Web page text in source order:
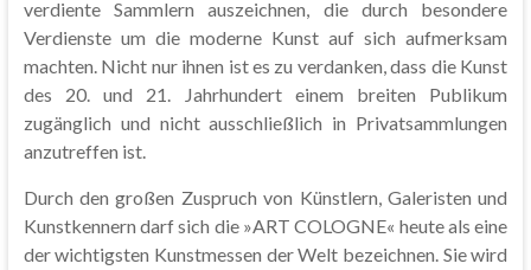
verdiente Sammlern auszeichnen, die durch besondere
Verdienste um die moderne Kunst auf sich aufmerksam
machten. Nicht nur ihnen ist es zu verdanken, dass die Kunst
des 20. und 21. Jahrhundert einem breiten Publikum
zugänglich und nicht ausschließlich in Privatsammlungen
anzutreffen ist.
Durch den großen Zuspruch von Künstlern, Galeristen und
Kunstkennern darf sich die »ART COLOGNE« heute als eine
der wichtigsten Kunstmessen der Welt bezeichnen. Sie wird